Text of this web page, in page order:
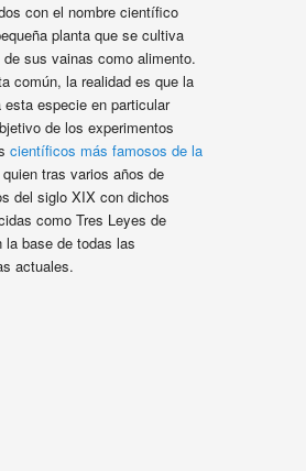
con el nombre científico
planta que se cultiva
sus vainas como alimento.
común, la realidad es que la
especie en particular
de los experimentos
científicos más famosos de la
tras varios años de
del siglo XIX con dichos
como Tres Leyes de
la base de todas las
actuales.